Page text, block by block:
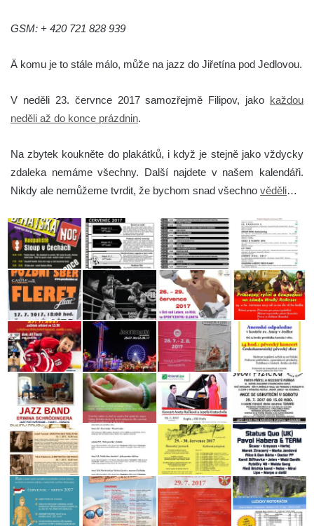
GSM: + 420 721 828 939
Ä komu je to stále málo, může na jazz do Jiřetína pod Jedlovou.
V neděli 23. červnce 2017 samozřejmě Filipov, jako každou
neděli až do konce prázdnin.
Na zbytek koukněte do plakátků, i když je stejně jako vždycky
zdaleka nemáme všechny. Další najdete v našem kalendáři.
Nikdy ale nemůžeme tvrdit, že bychom snad všechno věděli…